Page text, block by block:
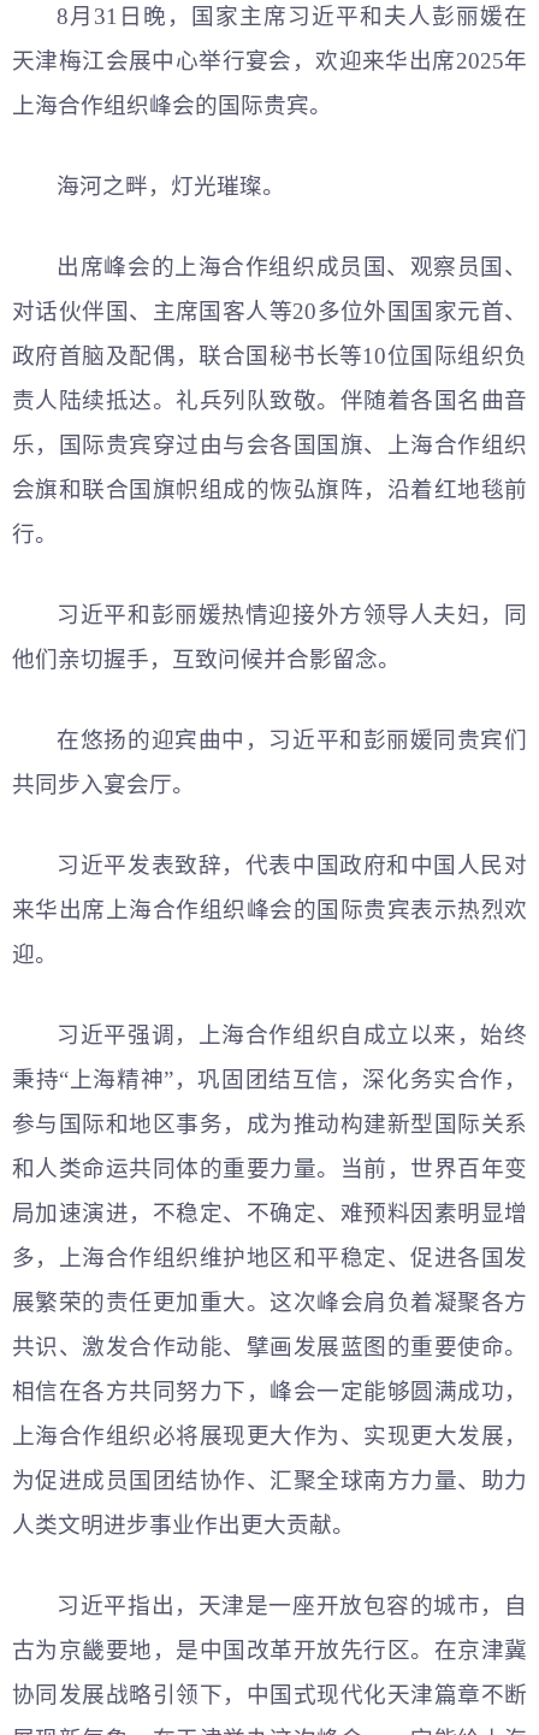
8月31日晚，国家主席习近平和夫人彭丽媛在
天津梅江会展中心举行宴会，欢迎来华出席2025年
上海合作组织峰会的国际贵宾。
海河之畔，灯光璀璨。
出席峰会的上海合作组织成员国、观察员国、
对话伙伴国、主席国客人等20多位外国国家元首、
政府首脑及配偶，联合国秘书长等10位国际组织负
责人陆续抵达。礼兵列队致敬。伴随着各国名曲音
乐，国际贵宾穿过由与会各国国旗、上海合作组织
会旗和联合国旗帜组成的恢弘旗阵，沿着红地毯前
行。
习近平和彭丽媛热情迎接外方领导人夫妇，同
他们亲切握手，互致问候并合影留念。
在悠扬的迎宾曲中，习近平和彭丽媛同贵宾们
共同步入宴会厅。
习近平发表致辞，代表中国政府和中国人民对
来华出席上海合作组织峰会的国际贵宾表示热烈欢
迎。
习近平强调，上海合作组织自成立以来，始终
秉持“上海精神”，巩固团结互信，深化务实合作，
参与国际和地区事务，成为推动构建新型国际关系
和人类命运共同体的重要力量。当前，世界百年变
局加速演进，不稳定、不确定、难预料因素明显增
多，上海合作组织维护地区和平稳定、促进各国发
展繁荣的责任更加重大。这次峰会肩负着凝聚各方
共识、激发合作动能、擘画发展蓝图的重要使命。
相信在各方共同努力下，峰会一定能够圆满成功，
上海合作组织必将展现更大作为、实现更大发展，
为促进成员国团结协作、汇聚全球南方力量、助力
人类文明进步事业作出更大贡献。
习近平指出，天津是一座开放包容的城市，自
古为京畿要地，是中国改革开放先行区。在京津冀
协同发展战略引领下，中国式现代化天津篇章不断